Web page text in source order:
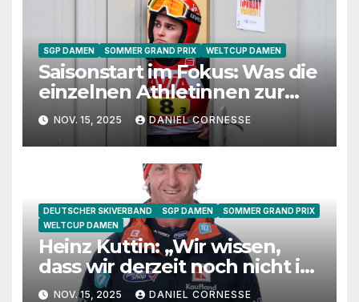
SGP DAMEN SOMMER GRAND PRIX WELTCUP DAMEN
Saisonstart im Fokus: Was die
einzelnen Athletinnen zur
Vorbereitung sagen
NOV. 15, 2025 DANIEL CORNESSE
DEUTSCHER SKIVERBAND SGP DAMEN
SOMMER GRAND PRIX
WELTCUP DAMEN
Heinz Kuttin: „Wir wissen,
dass wir derzeit noch nicht in
Hochform sind“
NOV. 15, 2025 DANIEL CORNESSE